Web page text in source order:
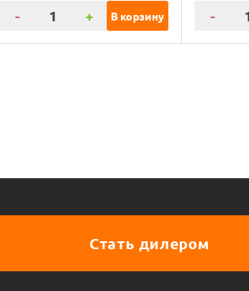
- + В корзину -
Стать дилером